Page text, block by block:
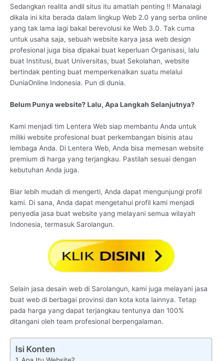
Sedangkan realita andil situs itu amatlah penting !! Manalagi
dikala ini kita berada dalam lingkup Web 2.0 yang serba online
yang tak lama lagi bakal berevolusi ke Web 3.0. Tak cuma
untuk usaha saja, sebuah website karya jasa web design
profesional juga bisa dipakai buat keperluan Organisasi, lalu
buat Institusi, buat Universitas, buat Sekolahan, website
bertindak penting buat memperkenalkan suatu melalui
DuniaOnline Indonesia. Pun di dunia.
Belum Punya website? Lalu, Apa Langkah Selanjutnya?
Kami menjadi tim Lentera Web siap membantu Anda untuk
miliki website profesional buat perkembangan bisinis atau
lembaga Anda. Di Lentera Web, Anda bisa memesan website
premium di harga yang terjangkau. Pastilah sesuai dengan
kebutuhan Anda juga.
Biar lebih mudah di mengerti, Anda dapat mengunjungi profil
kami. Di sana, Anda dapat mengetahui profil kami menjadi
penyedia jasa buat website yang melayani semua wilayah
Indonesia, termasuk Sarolangun.
Selain jasa desain web di Sarolangun, kami juga melayani jasa
buat web di berbagai provinsi dan kota kota lainnya. Tetap
pada harga yang dapat terjangkau tentunya dan 100%
ditangani oleh team profesional berpengalaman.
Isi Konten